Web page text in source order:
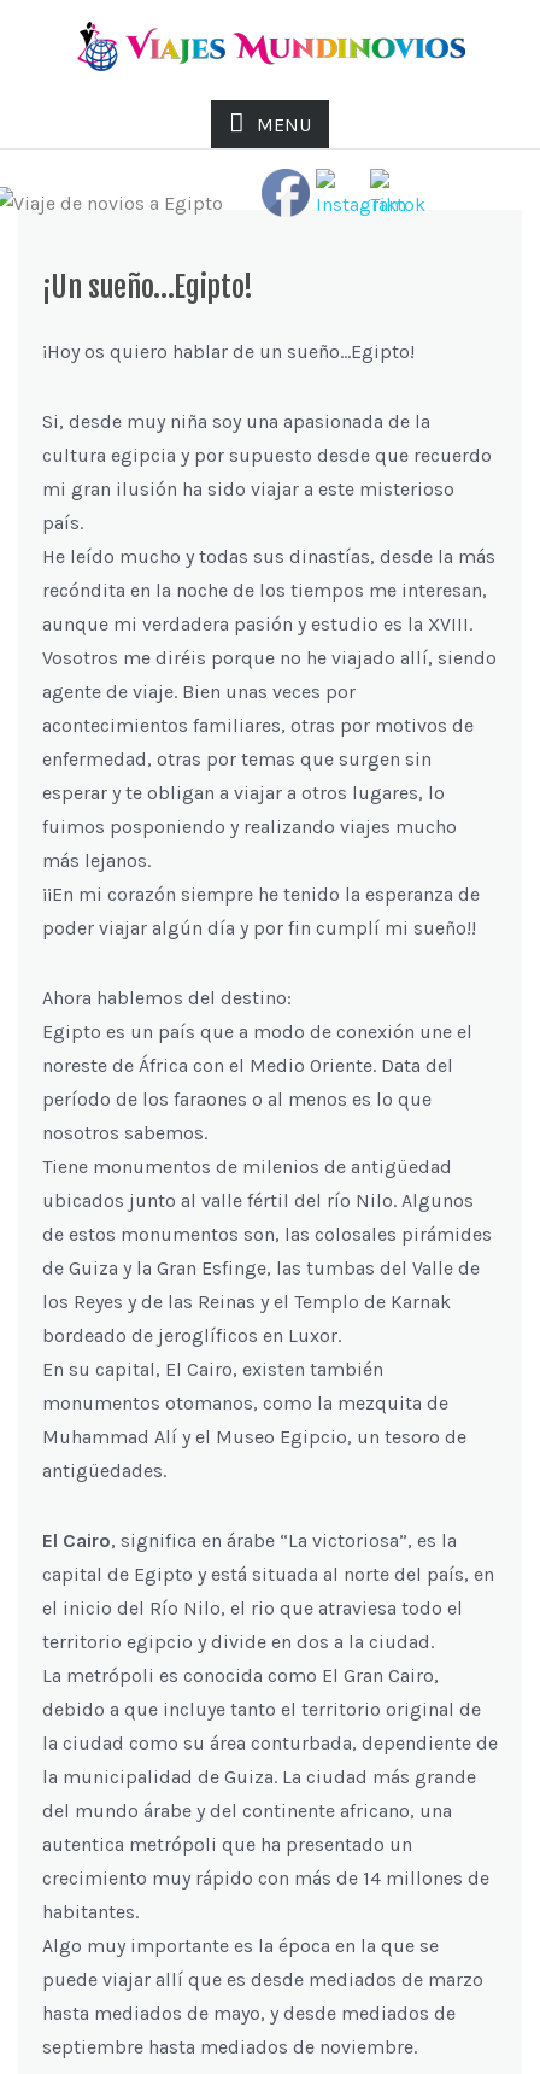
MENU
¡Un sueño…Egipto!
¡Hoy os quiero hablar de un sueño…Egipto!
Si, desde muy niña soy una apasionada de la
cultura egipcia y por supuesto desde que recuerdo
mi gran ilusión ha sido viajar a este misterioso
país.
He leído mucho y todas sus dinastías, desde la más
recóndita en la noche de los tiempos me interesan,
aunque mi verdadera pasión y estudio es la XVIII.
Vosotros me diréis porque no he viajado allí, siendo
agente de viaje. Bien unas veces por
acontecimientos familiares, otras por motivos de
enfermedad, otras por temas que surgen sin
esperar y te obligan a viajar a otros lugares, lo
fuimos posponiendo y realizando viajes mucho
más lejanos.
¡¡En mi corazón siempre he tenido la esperanza de
poder viajar algún día y por fin cumplí mi sueño!!
Ahora hablemos del destino:
Egipto es un país que a modo de conexión une el
noreste de África con el Medio Oriente. Data del
período de los faraones o al menos es lo que
nosotros sabemos.
Tiene monumentos de milenios de antigüedad
ubicados junto al valle fértil del río Nilo. Algunos
de estos monumentos son, las colosales pirámides
de Guiza y la Gran Esfinge, las tumbas del Valle de
los Reyes y de las Reinas y el Templo de Karnak
bordeado de jeroglíficos en Luxor.
En su capital, El Cairo, existen también
monumentos otomanos, como la mezquita de
Muhammad Alí y el Museo Egipcio, un tesoro de
antigüedades.
El Cairo, significa en árabe “La victoriosa”, es la
capital de Egipto y está situada al norte del país, en
el inicio del Río Nilo, el rio que atraviesa todo el
territorio egipcio y divide en dos a la ciudad.
La metrópoli es conocida como El Gran Cairo,
debido a que incluye tanto el territorio original de
la ciudad como su área conturbada, dependiente de
la municipalidad de Guiza. La ciudad más grande
del mundo árabe y del continente africano, una
autentica metrópoli que ha presentado un
crecimiento muy rápido con más de 14 millones de
habitantes.
Algo muy importante es la época en la que se
puede viajar allí que es desde mediados de marzo
hasta mediados de mayo, y desde mediados de
septiembre hasta mediados de noviembre.